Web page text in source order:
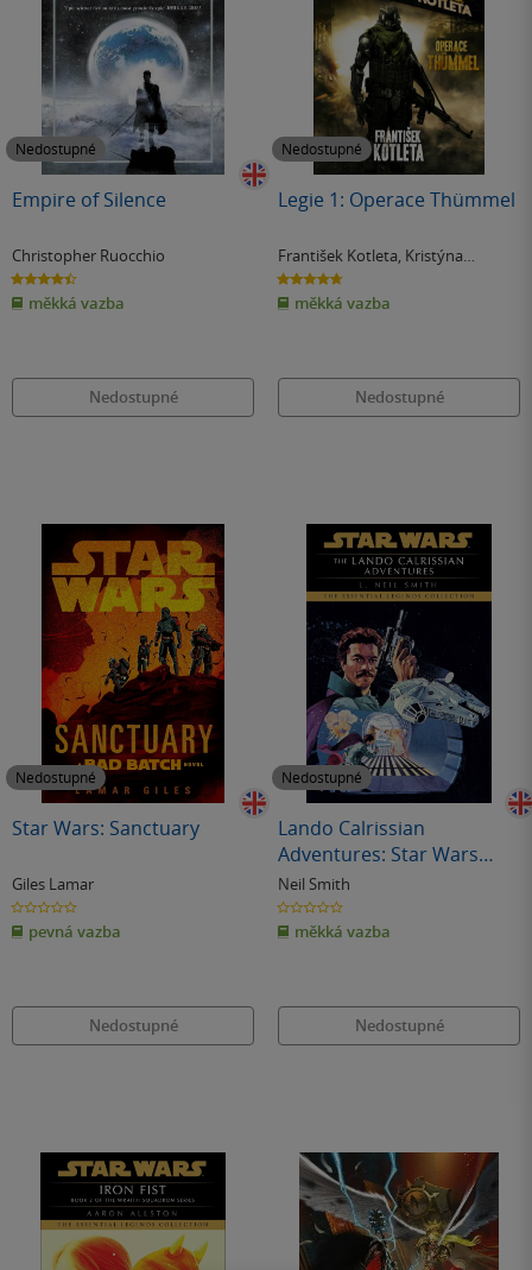
Nedostupné
Empire of Silence
Christopher Ruocchio
4.4
z
5
hvězdiček
měkká vazba
Nedostupné
Nedostupné
Legie 1: Operace Thümmel
František Kotleta, Kristýna
Sněgoňová
4.7
z
5
hvězdiček
měkká vazba
Nedostupné
Nedostupné
Star Wars: Sanctuary
Giles Lamar
0.0
z
5
hvězdiček
pevná vazba
Nedostupné
Nedostupné
Lando Calrissian
Adventures: Star Wars
Legends
Neil Smith
0.0
z
5
hvězdiček
měkká vazba
Nedostupné